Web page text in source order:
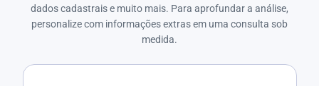
dados cadastrais e muito mais. Para aprofundar a análise,
personalize com informações extras em uma consulta sob
medida.